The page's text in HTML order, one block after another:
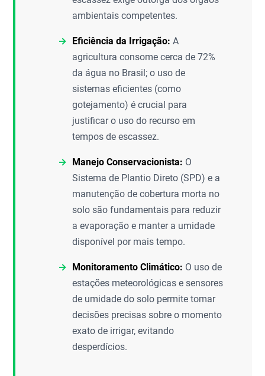
ambientais competentes.
Eficiência da Irrigação: A
agricultura consome cerca de 72%
da água no Brasil; o uso de
sistemas eficientes (como
gotejamento) é crucial para
justificar o uso do recurso em
tempos de escassez.
Manejo Conservacionista: O
Sistema de Plantio Direto (SPD) e a
manutenção de cobertura morta no
solo são fundamentais para reduzir
a evaporação e manter a umidade
disponível por mais tempo.
Monitoramento Climático: O uso de
estações meteorológicas e sensores
de umidade do solo permite tomar
decisões precisas sobre o momento
exato de irrigar, evitando
desperdícios.